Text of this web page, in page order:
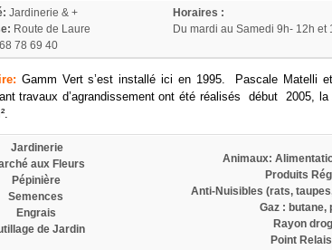
Jardinerie & +
Route de Laure
78 69 40
Horaires :
Du mardi au Samedi 9h- 12h et
: Gamm Vert s’est installé ici en 1995. Pascale Matelli
travaux d’agrandissement ont été réalisés début 2005,
Jardinerie
aux Fleurs
Pépinière
Semences
Engrais
de Jardin
Animaux:
Produits
Anti-Nuisibles (rats,
Gaz : butane,
Rayon
Point